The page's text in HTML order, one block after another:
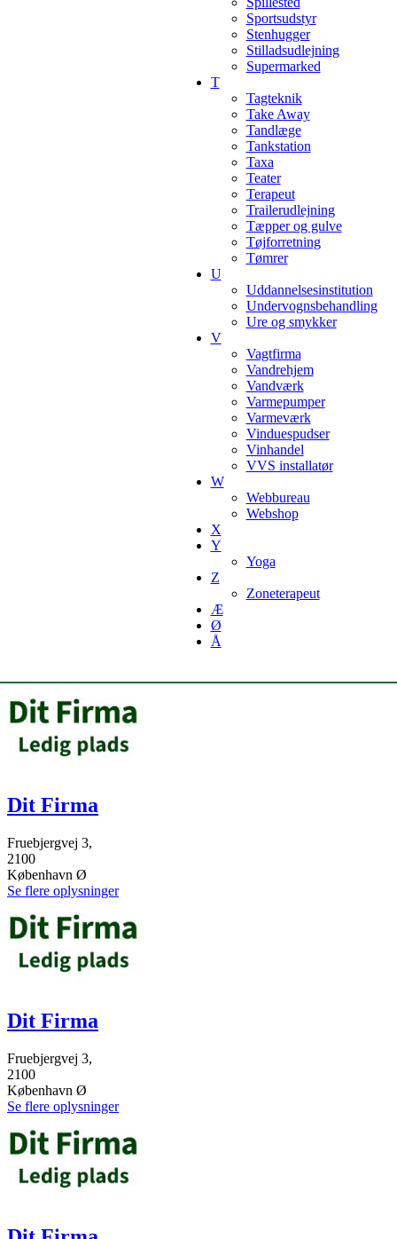
Sportsudstyr
Stenhugger
Stilladsudlejning
Supermarked
T
Tagteknik
Take Away
Tandlæge
Tankstation
Taxa
Teater
Terapeut
Trailerudlejning
Tæpper og gulve
Tøjforretning
Tømrer
U
Uddannelsesinstitution
Undervognsbehandling
Ure og smykker
V
Vagtfirma
Vandrehjem
Vandværk
Varmepumper
Varmeværk
Vinduespudser
Vinhandel
VVS installatør
W
Webbureau
Webshop
X
Y
Yoga
Z
Zoneterapeut
Æ
Ø
Å
Dit Firma
Fruebjergvej 3,
2100
København Ø
Se flere oplysninger
Dit Firma
Fruebjergvej 3,
2100
København Ø
Se flere oplysninger